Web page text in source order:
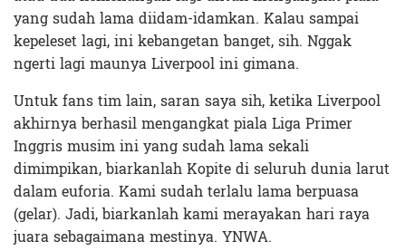
yang sudah lama diidam-idamkan. Kalau sampai
kepeleset lagi, ini kebangetan banget, sih. Nggak
ngerti lagi maunya Liverpool ini gimana.
Untuk fans tim lain, saran saya sih, ketika Liverpool
akhirnya berhasil mengangkat piala Liga Primer
Inggris musim ini yang sudah lama sekali
dimimpikan, biarkanlah Kopite di seluruh dunia larut
dalam euforia. Kami sudah terlalu lama berpuasa
(gelar). Jadi, biarkanlah kami merayakan hari raya
juara sebagaimana mestinya. YNWA.